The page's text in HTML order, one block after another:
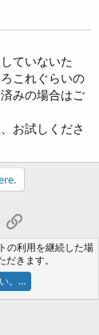
ていないた
これぐらいの
みの場合はご
お試しくださ
Eメール
の利用を継続した場
きます。
。…